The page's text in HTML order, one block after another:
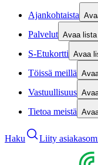
Ajankohtaista
Palvelut Avaa
S-Etukortti Avaa
Töissä meillä
Vastuullisuus
Tietoa meistä
Haku Liity